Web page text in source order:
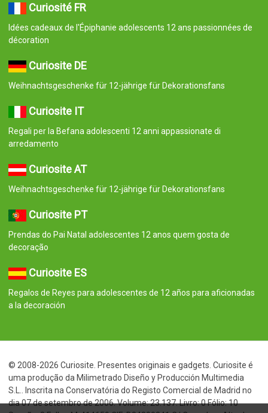
Curiosité FR
Idées cadeaux de l'Épiphanie adolescents 12 ans passionnées de
décoration
Curiosite DE
Weihnachtsgeschenke für 12-jährige für Dekorationsfans
Curiosite IT
Regali per la Befana adolescenti 12 anni appassionate di
arredamento
Curiosite AT
Weihnachtsgeschenke für 12-jährige für Dekorationsfans
Curiosite PT
Prendas do Pai Natal adolescentes 12 anos quem gosta de
decoração
Curiosite ES
Regalos de Reyes para adolescentes de 12 años para aficionadas
a la decoración
© 2008-2026 Curiosite. Presentes originais e gadgets. Curiosite é
uma produção da Milimetrado Diseño y Producción Multimedia
S.L.. Inscrita na Conservatória do Registo Comercial de Madrid no
dia 07 de setembro de 2006. Volume: 23.137. Livro: 0 Fólio: 10